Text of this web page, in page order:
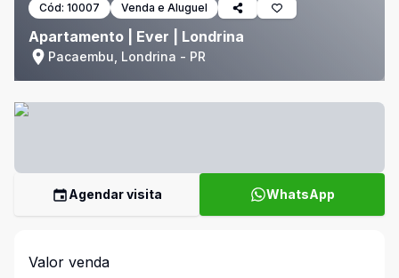
Cód: 10007 Venda e Aluguel
Apartamento | Ever | Londrina
Pacaembu, Londrina - PR
Agendar visita WhatsApp
Valor venda